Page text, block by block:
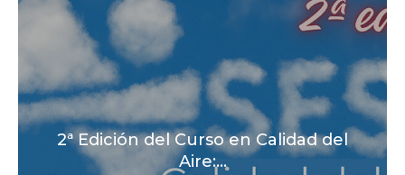
2ª Edición del Curso en Calidad del
Aire:...